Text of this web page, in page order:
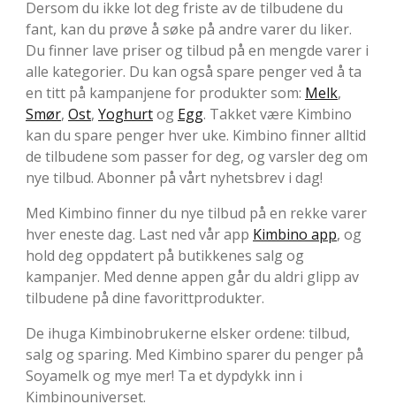
Dersom du ikke lot deg friste av de tilbudene du
fant, kan du prøve å søke på andre varer du liker.
Du finner lave priser og tilbud på en mengde varer i
alle kategorier. Du kan også spare penger ved å ta
en titt på kampanjene for produkter som: Melk,
Smør, Ost, Yoghurtog Egg. Takket være Kimbino
kan du spare penger hver uke. Kimbino finner alltid
de tilbudene som passer for deg, og varsler deg om
nye tilbud. Abonner på vårt nyhetsbrev i dag!
Med Kimbino finner du nye tilbud på en rekke varer
hver eneste dag. Last ned vår app Kimbino app, og
hold deg oppdatert på butikkenes salg og
kampanjer. Med denne appen går du aldri glipp av
tilbudene på dine favorittprodukter.
De ihuga Kimbinobrukerne elsker ordene: tilbud,
salg og sparing. Med Kimbino sparer du penger på
Soyamelk og mye mer! Ta et dypdykk inn i
Kimbinouniverset.